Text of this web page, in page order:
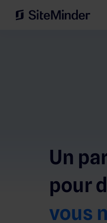
Un
pour
vous